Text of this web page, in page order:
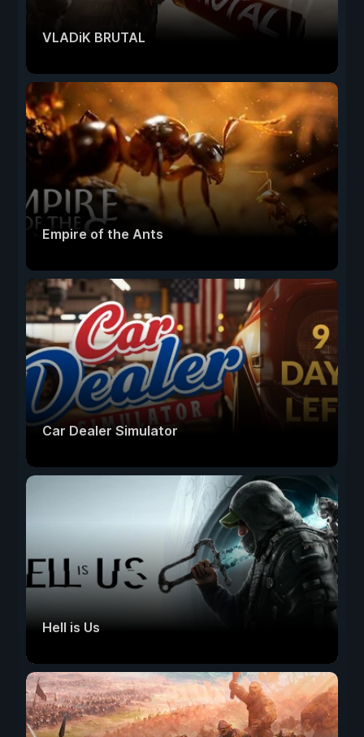
VLADiK BRUTAL
Empire of the Ants
Car Dealer Simulator
Hell is Us